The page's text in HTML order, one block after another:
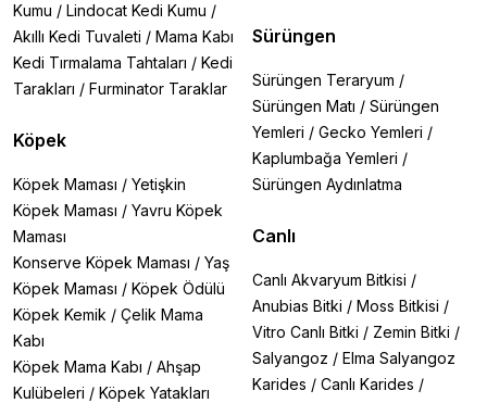
Kumu / Lindocat Kedi Kumu /
Akıllı Kedi Tuvaleti / Mama Kabı
Kedi Tırmalama Tahtaları / Kedi
Tarakları / Furminator Taraklar
Köpek
Köpek Maması / Yetişkin
Köpek Maması / Yavru Köpek
Maması
Konserve Köpek Maması / Yaş
Köpek Maması / Köpek Ödülü
Köpek Kemik / Çelik Mama
Kabı
Köpek Mama Kabı / Ahşap
Kulübeleri / Köpek Yatakları
Sürüngen
Sürüngen Teraryum /
Sürüngen Matı / Sürüngen
Yemleri / Gecko Yemleri /
Kaplumbağa Yemleri /
Sürüngen Aydınlatma
Canlı
Canlı Akvaryum Bitkisi /
Anubias Bitki / Moss Bitkisi /
Vitro Canlı Bitki / Zemin Bitki /
Salyangoz / Elma Salyangoz
Karides / Canlı Karides /